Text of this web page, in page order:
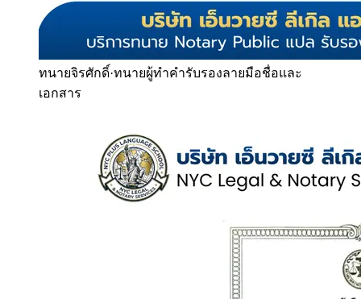
ทนายจิรศักดิ์·ทนายผู้ทำคำรับรองลายมือชื่อและ
เอกสาร